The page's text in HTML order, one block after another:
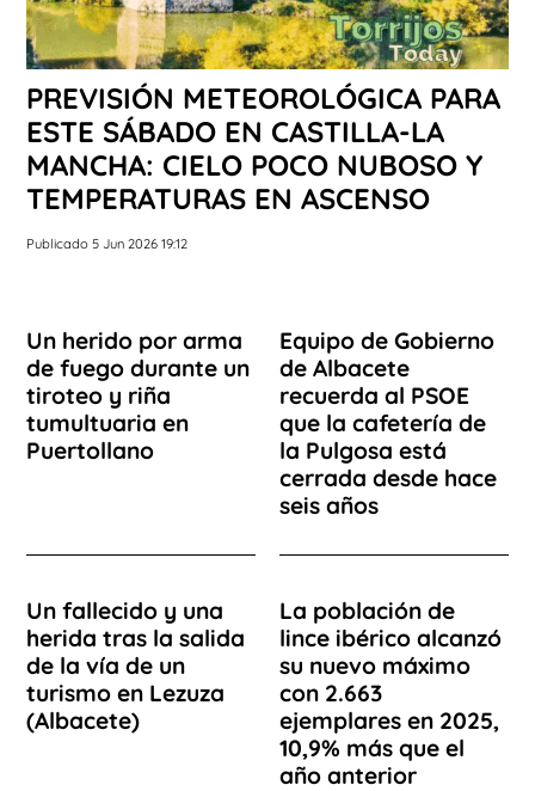
PREVISIÓN METEOROLÓGICA PARA
ESTE SÁBADO EN CASTILLA-LA
MANCHA: CIELO POCO NUBOSO Y
TEMPERATURAS EN ASCENSO
Publicado 5 Jun 2026 19:12
Un herido por arma
de fuego durante un
tiroteo y riña
tumultuaria en
Puertollano
Equipo de Gobierno
de Albacete
recuerda al PSOE
que la cafetería de
la Pulgosa está
cerrada desde hace
seis años
Un fallecido y una
herida tras la salida
de la vía de un
turismo en Lezuza
(Albacete)
La población de
lince ibérico alcanzó
su nuevo máximo
con 2.663
ejemplares en 2025,
10,9% más que el
año anterior